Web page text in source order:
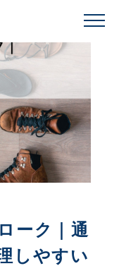
ーク｜通
しやすい